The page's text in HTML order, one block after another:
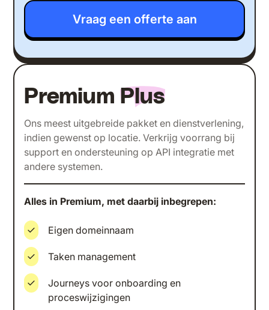
Vraag een offerte aan
PremiumPlus
Ons meest uitgebreide pakket en dienstverlening,
indien gewenst op locatie. Verkrijg voorrang bij
support en ondersteuning op API integratie met
andere systemen.
Alles in Premium, met daarbij inbegrepen:
Eigen domeinnaam
Taken management
Journeys voor onboarding en
proceswijzigingen